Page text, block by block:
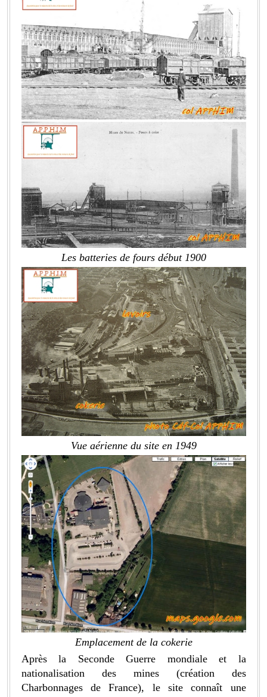
Les batteries de fours début 1900
Vue aérienne du site en 1949
Emplacement de la cokerie
Après la Seconde Guerre mondiale et la
nationalisation des mines (création des
Charbonnages de France), le site connaît une